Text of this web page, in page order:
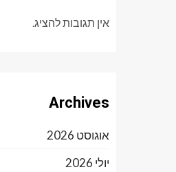
אין תגובות להציג.
Archives
אוגוסט 2026
יולי 2026